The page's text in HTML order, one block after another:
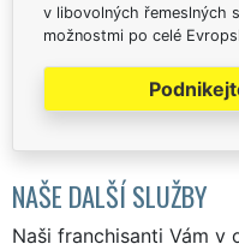
v libovolných řemeslných
možnostmi po celé
NAŠE DALŠÍ SLUŽBY
Naši franchisanti Vám